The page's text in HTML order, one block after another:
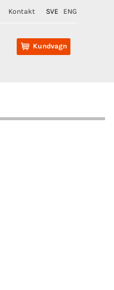
Kontakt SVE ENG
Kundvagn